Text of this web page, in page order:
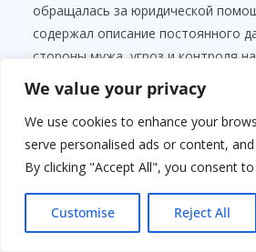
We value your privacy
We use cookies to enhance your
serve personalised ads or content,
By clicking "Accept All", you consent
Customise Reject All
обращалась за юридической
содержал описание постоянного
стороны мужа, угроз и контроля
Внизу стояла подпись женщины и
Лиза подняла глаза.
— Что это?
Михаил побледнел.